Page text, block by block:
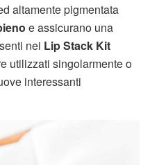
altamente pigmentata
e assicurano una
nei Lip Stack Kit
utilizzati singolarmente o
interessanti